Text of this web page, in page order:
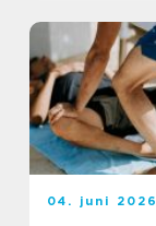
04. juni 2026